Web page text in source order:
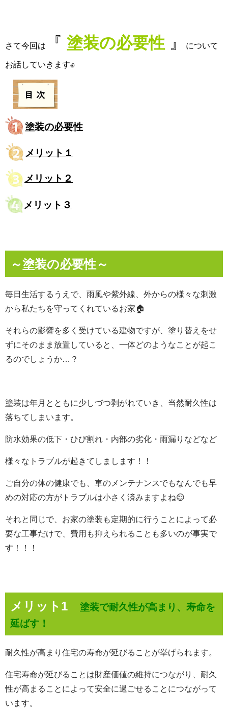
さて今回は 『 塗装の必要性 』 について
お話していきます✊
塗装の必要性
メリット１
メリット２
メリット３
～塗装の必要性～
毎日生活するうえで、雨風や紫外線、外からの様々な刺激
から私たちを守ってくれているお家🏠
それらの影響を多く受けている建物ですが、塗り替えをせ
ずにそのまま放置していると、一体どのようなことが起こ
るのでしょうか…？
塗装は年月とともに少しづつ剥がれていき、当然耐久性は
落ちてしまいます。
防水効果の低下・ひび割れ・内部の劣化・雨漏りなどなど
様々なトラブルが起きてしまします！！
ご自分の体の健康でも、車のメンテナンスでもなんでも早
めの対応の方がトラブルは小さく済みますよね😌
それと同じで、お家の塗装も定期的に行うことによって必
要な工事だけで、費用も抑えられることも多いのが事実で
す！！！
メリット1
塗装で耐久性が高まり、寿命を
延ばす！
耐久性が高まり住宅の寿命が延びることが挙げられます。
住宅寿命が延びることは財産価値の維持につながり、 耐久
性が高まることによって安全に過ごせることにつながって
います。